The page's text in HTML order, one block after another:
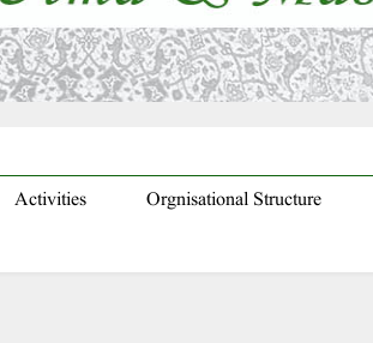
Activities Orgnisational Structure